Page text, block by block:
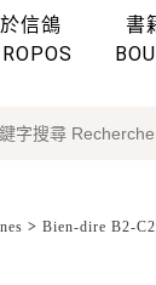
信鴿
書
> Bien-dire B2-